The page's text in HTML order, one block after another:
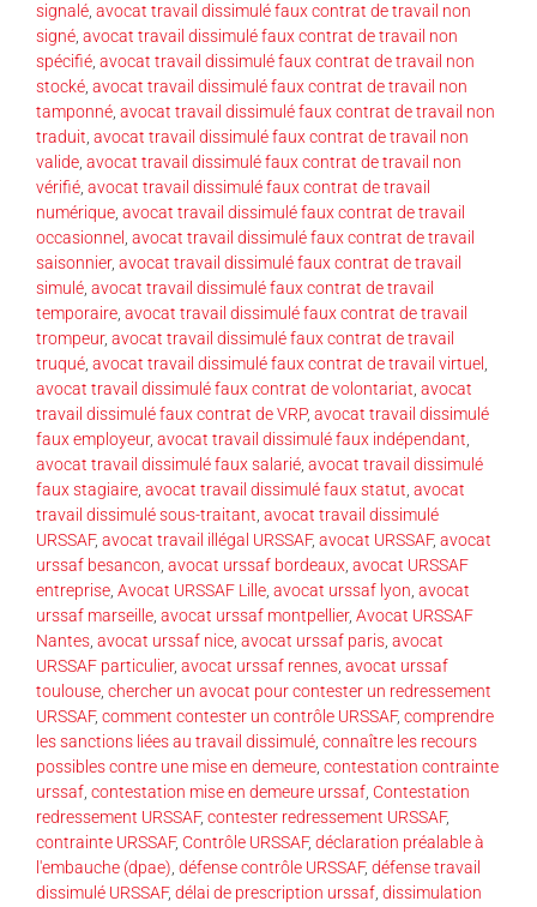
signalé, avocat travail dissimulé faux contrat de travail non
signé, avocat travail dissimulé faux contrat de travail non
spécifié, avocat travail dissimulé faux contrat de travail non
stocké, avocat travail dissimulé faux contrat de travail non
tamponné, avocat travail dissimulé faux contrat de travail non
traduit, avocat travail dissimulé faux contrat de travail non
valide, avocat travail dissimulé faux contrat de travail non
vérifié, avocat travail dissimulé faux contrat de travail
numérique, avocat travail dissimulé faux contrat de travail
occasionnel , avocat travail dissimulé faux contrat de travail
saisonnier, avocat travail dissimulé faux contrat de travail
simulé, avocat travail dissimulé faux contrat de travail
temporaire, avocat travail dissimulé faux contrat de travail
trompeur, avocat travail dissimulé faux contrat de travail
truqué, avocat travail dissimulé faux contrat de travail virtuel ,
avocat travail dissimulé faux contrat de volontariat, avocat
travail dissimulé faux contrat de VRP, avocat travail dissimulé
faux employeur, avocat travail dissimulé faux indépendant,
avocat travail dissimulé faux salarié, avocat travail dissimulé
faux stagiaire, avocat travail dissimulé faux statut, avocat
travail dissimulé sous-traitant, avocat travail dissimulé
URSSAF, avocat travail illégal URSSAF, avocat URSSAF, avocat
urssaf besancon, avocat urssaf bordeaux, avocat URSSAF
entreprise, Avocat URSSAF Lille, avocat urssaf lyon, avocat
urssaf marseille, avocat urssaf montpellier, Avocat URSSAF
Nantes, avocat urssaf nice, avocat urssaf paris, avocat
URSSAF particulier, avocat urssaf rennes, avocat urssaf
toulouse, chercher un avocat pour contester un redressement
URSSAF, comment contester un contrôle URSSAF, comprendre
les sanctions liées au travail dissimulé, connaître les recours
possibles contre une mise en demeure, contestation contrainte
urssaf, contestation mise en demeure urssaf, Contestation
redressement URSSAF, contester redressement URSSAF,
contrainte URSSAF, Contrôle URSSAF, déclaration préalable à
l'embauche (dpae), défense contrôle URSSAF, défense travail
dissimulé URSSAF, délai de prescription urssaf, dissimulation